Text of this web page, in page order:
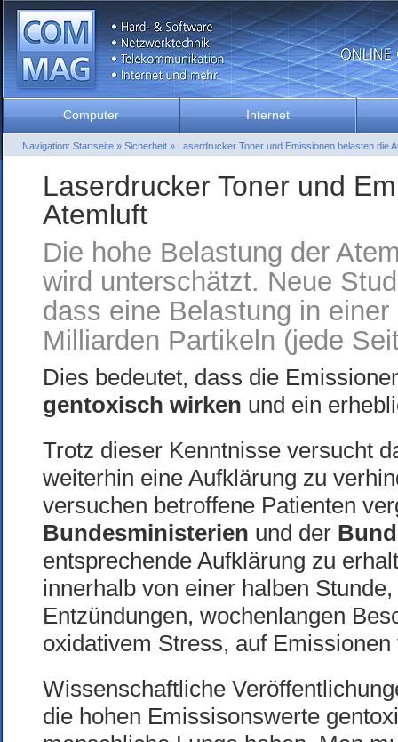
Laserdrucker Toner und
Atemluft
Die hohe Belastung der
wird unterschätzt. Neue
dass eine Belastung in
Milliarden Partikeln (jede
Dies bedeutet, dass die
gentoxisch wirken und ein
Trotz dieser Kenntnisse versucht
weiterhin eine Aufklärung zu
versuchen betroffene Patienten
Bundesministerien und der
entsprechende Aufklärung zu
innerhalb von einer halben
Entzündungen, wochenlangen
oxidativem Stress, auf
Wissenschaftliche
die hohen Emissisonswerte
Computer Internet
Navigation: Startseite » Sicherheit » Laserdrucker Toner und Emissionen belasten die